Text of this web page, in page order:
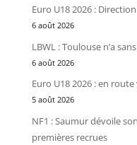
Euro U18 2026 :
6 août 2026
LBWL : Toulouse n’a
6 août 2026
Euro U18 2026 : en
5 août 2026
NF1 : Saumur dévoile
premières recrues